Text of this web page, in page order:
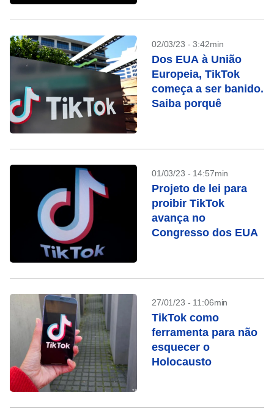
02/03/23 - 3:42min
Dos EUA à União
Europeia, TikTok
começa a ser banido.
Saiba porquê
01/03/23 - 14:57min
Projeto de lei para
proibir TikTok
avança no
Congresso dos EUA
27/01/23 - 11:06min
TikTok como
ferramenta para não
esquecer o
Holocausto